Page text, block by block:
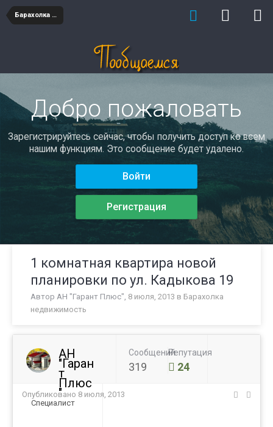
Барахолка недвижимость
Добро пожаловать
Зарегистрируйтесь сейчас, чтобы получить доступ ко всем
нашим функциям. Это сообщение будет удалено.
Войти
Регистрация
1 комнатная квартира новой
планировки по ул. Кадыкова 19
Автор АН "Гарант Плюс", 8 июля, 2013 в Барахолка
недвижимость
АН
"Гаран
т
Плюс
"
Специалист
Сообщений
319
Репутация
24
Опубликовано 8 июля, 2013